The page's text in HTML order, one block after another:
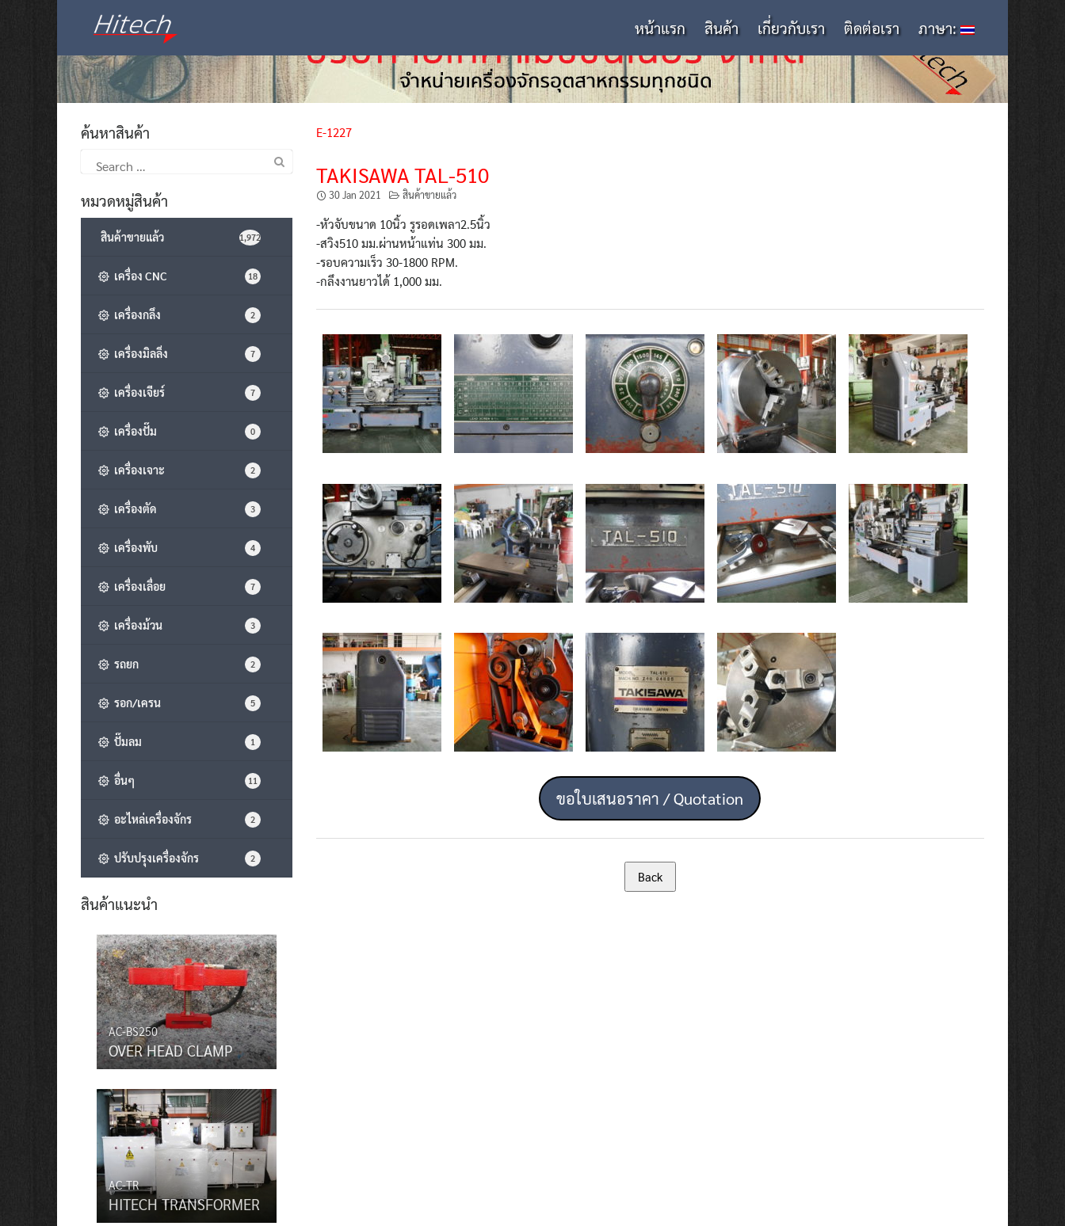
หน้าแรก สินค้า เกี่ยวกับเรา ติดต่อเรา ภาษา:
E-1227
TAKISAWA TAL-510
30 Jan 2021 สินค้าขายแล้ว
-หัวจับขนาด 10นิ้ว รูรอดเพลา2.5นิ้ว
-สวิง510 มม.ผ่านหน้าแท่น 300 มม.
-รอบความเร็ว 30-1800 RPM.
-กลึงงานยาวได้ 1,000 มม.
ขอใบเสนอราคา / Quotation
ค้นหาสินค้า
for:
หมวดหมู่สินค้า
สินค้าขายแล้ว 1,972
เครื่อง CNC 18
เครื่องกลึง 2
เครื่องมิลลิ่ง 7
เครื่องเจียร์ 7
เครื่องปั๊ม 0
เครื่องเจาะ 2
เครื่องตัด 3
เครื่องพับ 4
เครื่องเลื่อย 7
เครื่องม้วน 3
รถยก 2
รอก/เครน 5
ปั๊มลม 1
อื่นๆ 11
อะไหล่เครื่องจักร 2
ปรับปรุงเครื่องจักร 2
สินค้าแนะนำ
AC-BS250
OVER HEAD CLAMP
AC-TR
HITECH TRANSFORMER